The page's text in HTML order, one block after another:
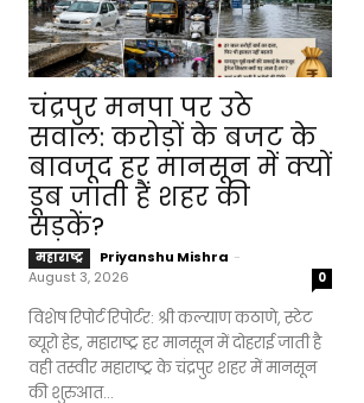
चंद्रपुर मनपा पर उठे
सवाल: करोड़ों के बजट के
बावजूद हर मानसून में क्यों
डूब जाती हैं शहर की
सड़कें?
महाराष्ट्र Priyanshu Mishra -
August 3, 2026
0
विशेष रिपोर्ट रिपोर्टर: श्री कल्याण कठाणे, स्टेट
ब्यूरो हेड, महाराष्ट्र हर मानसून में दोहराई जाती है
वही तस्वीर महाराष्ट्र के चंद्रपुर शहर में मानसून
की शुरुआत...